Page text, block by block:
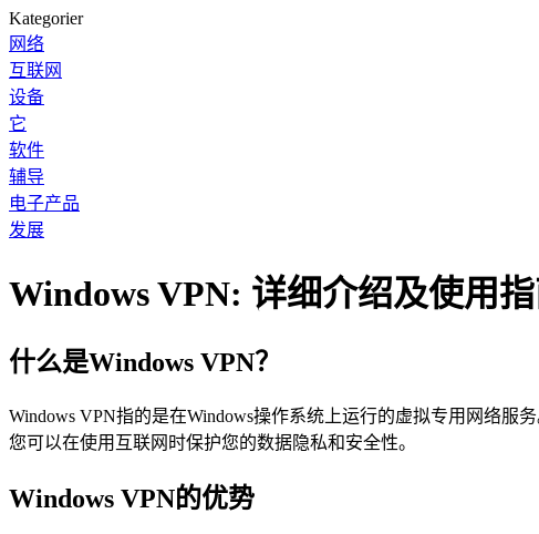
Kategorier
网络
互联网
设备
它
软件
辅导
电子产品
发展
Windows VPN: 详细介绍及使用
什么是Windows VPN？
Windows VPN指的是在Windows操作系统上运行的虚拟专用网络服
您可以在使用互联网时保护您的数据隐私和安全性。
Windows VPN的优势